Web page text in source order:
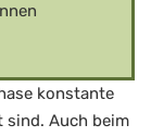
konstante
sind. Auch beim